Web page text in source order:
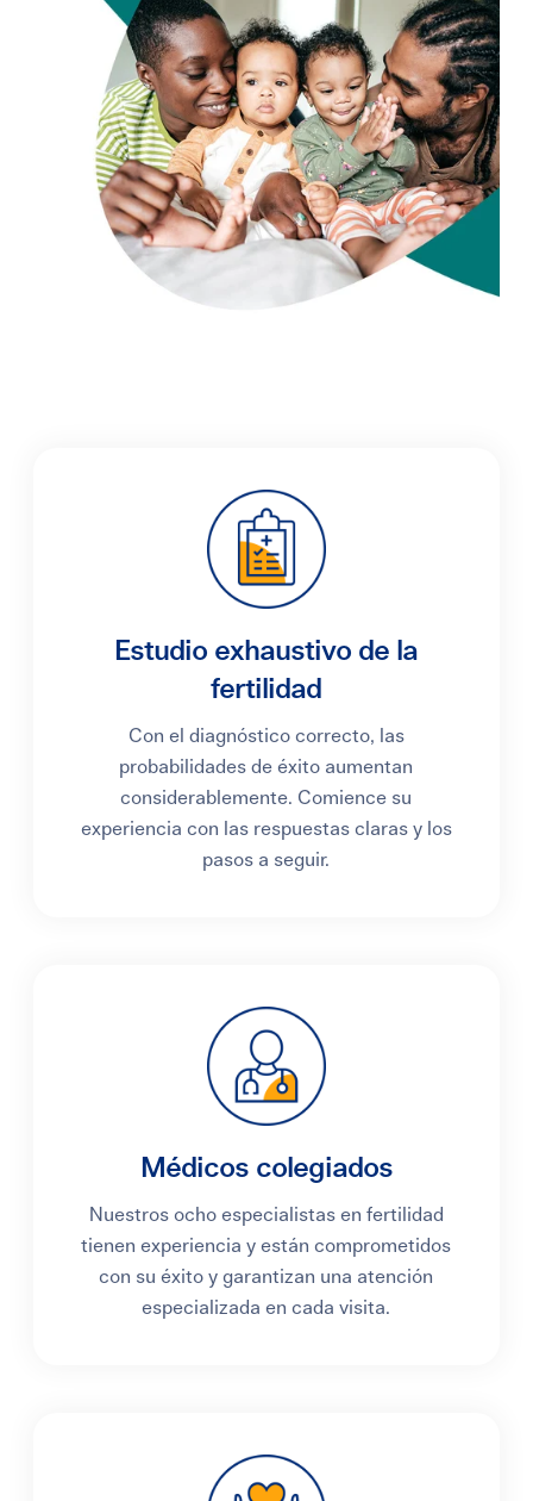
Portal para pacientes
Estudio exhaustivo de la
fertilidad
Con el diagnóstico correcto, las
probabilidades de éxito aumentan
considerablemente. Comience su
experiencia con las respuestas claras y los
pasos a seguir.
Médicos colegiados
Nuestros ocho especialistas en fertilidad
tienen experiencia y están comprometidos
con su éxito y garantizan una atención
especializada en cada visita.